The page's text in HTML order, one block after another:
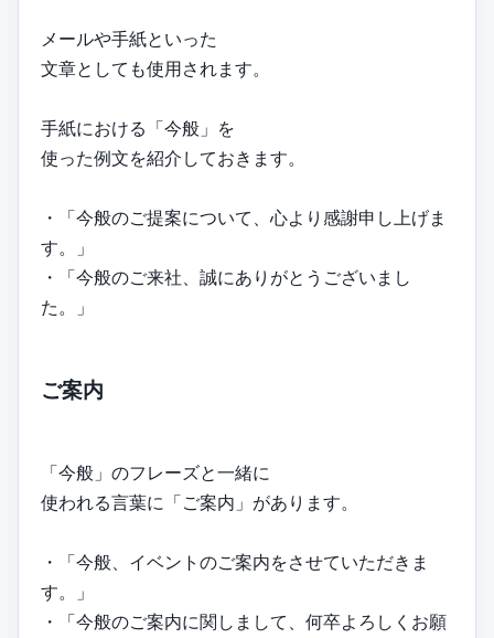
メールや手紙といった
文章としても使用されます。
手紙における「今般」を
使った例文を紹介しておきます。
・「今般のご提案について、心より感謝申し上げま
す。」
・「今般のご来社、誠にありがとうございまし
た。」
ご案内
「今般」のフレーズと一緒に
使われる言葉に「ご案内」があります。
・「今般、イベントのご案内をさせていただきま
す。」
・「今般のご案内に関しまして、何卒よろしくお願